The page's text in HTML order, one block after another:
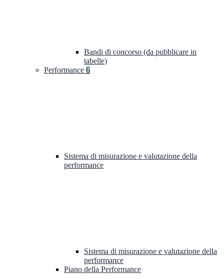
Bandi di concorso (da pubblicare in
tabelle)
Performance 6
Sistema di misurazione e valutazione della
performance
Sistema di misurazione e valutazione della
performance
Piano della Performance